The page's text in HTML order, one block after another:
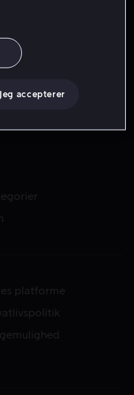
platforme
Jeg accepterer